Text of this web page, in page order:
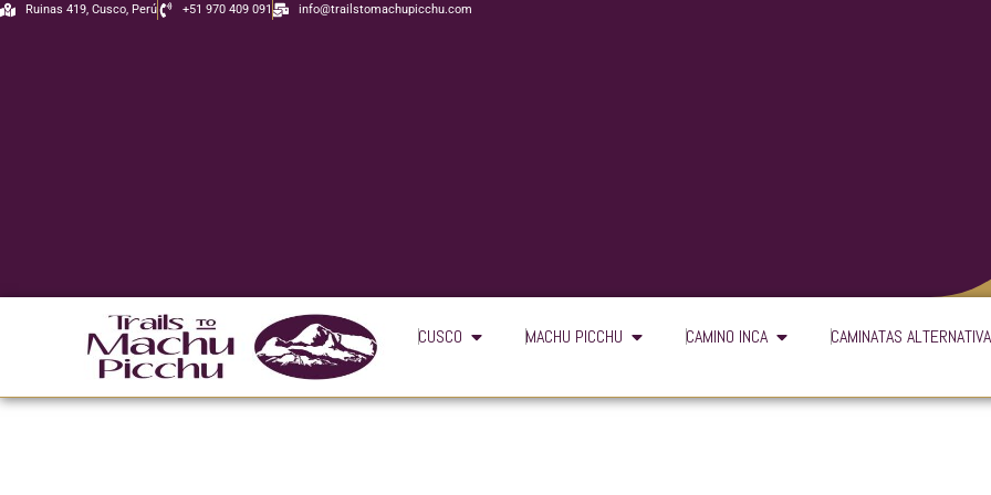
Ir
Ruinas 419, Cusco, Perú +51 970 409 091 info@trailstomachupicchu.com
CUSCO Open CuscoMACHU PICCHU Open Machu Picchu
CAMINO INCA Open Camino Inca
CAMINATAS